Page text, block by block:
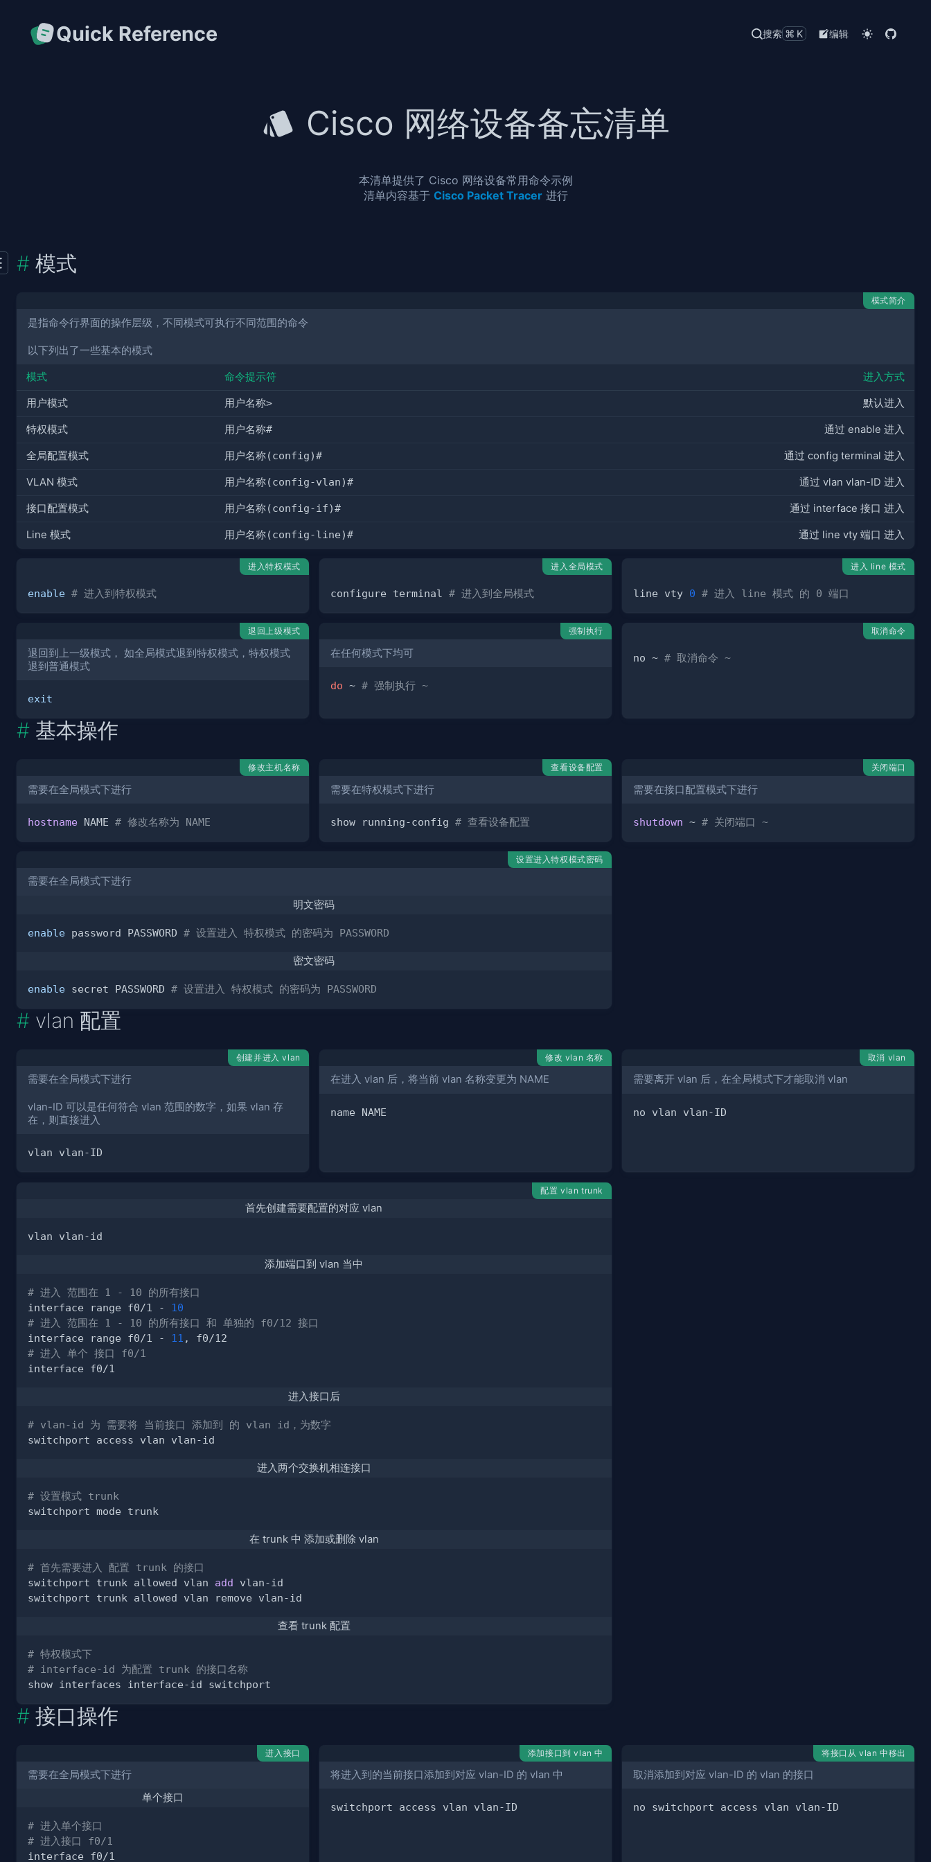
Quick Reference 搜索 ⌘K 编辑
Cisco 网络设备备忘清单
本清单提供了 Cisco 网络设备常用命令示例
清单内容基于 Cisco Packet Tracer进行
模式
模式简介
是指命令行界面的操作层级，不同模式可执行不同范围的命令
以下列出了一些基本的模式
模式 命令提示符 进入方式
用户模式 用户名称> 默认进入
特权模式 用户名称# 通过 enable 进入
全局配置模式 用户名称(config)# 通过 config terminal 进入
VLAN 模式 用户名称(config-vlan)# 通过 vlan vlan-ID 进入
接口配置模式 用户名称(config-if)# 通过 interface 接口 进入
Line 模式 用户名称(config-line)# 通过 line vty 端口 进入
进入特权模式
enable # 进入到特权模式
进入全局模式
configure terminal # 进入到全局模式
进入 line 模式
line vty 0 # 进入 line 模式 的 0 端口
退回上级模式
退回到上一级模式， 如全局模式退到特权模式，特权模式
退到普通模式
exit
强制执行
在任何模式下均可
do ~ # 强制执行 ~
取消命令
no ~ # 取消命令 ~
基本操作
修改主机名称
需要在全局模式下进行
hostname NAME # 修改名称为 NAME
查看设备配置
需要在特权模式下进行
show running-config # 查看设备配置
关闭端口
需要在接口配置模式下进行
shutdown ~ # 关闭端口 ~
设置进入特权模式密码
需要在全局模式下进行
明文密码
enable password PASSWORD # 设置进入 特权模式 的密码为 PASSWORD
密文密码
enable secret PASSWORD # 设置进入 特权模式 的密码为 PASSWORD
vlan 配置
创建并进入 vlan
需要在全局模式下进行
vlan-ID 可以是任何符合 vlan 范围的数字，如果 vlan 存
在，则直接进入
修改 vlan 名称
在进入 vlan 后，将当前 vlan 名称变更为 NAME
取消 vlan
需要离开 vlan 后，在全局模式下才能取消 vlan
配置 vlan trunk
首先创建需要配置的对应 vlan
添加端口到 vlan 当中
# 进入 范围在 1 - 10 的所有接口
interface range f0/1 - 10
# 进入 范围在 1 - 10 的所有接口 和 单独的 f0/12 接口
interface range f0/1 - 11
# 进入 单个 接口 f0/1
进入接口后
# vlan-id 为 需要将 当前接口 添加到 的 vlan id，为数字
进入两个交换机相连接口
# 设置模式 trunk
在 trunk 中 添加或删除 vlan
# 首先需要进入 配置 trunk 的接口
switchport trunk allowed vlan add
查看 trunk 配置
# 特权模式下
# interface-id 为配置 trunk 的接口名称
接口操作
进入接口
需要在全局模式下进行
单个接口
# 进入单个接口
# 进入接口 f0/1
添加接口到 vlan 中
将进入到的当前接口添加到对应 vlan-ID 的 vlan 中
将接口从 vlan 中移出
取消添加到对应 vlan-ID 的 vlan 的接口